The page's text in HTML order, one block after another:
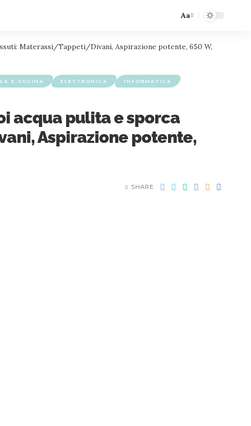
Aa
Materassi/Tappeti/Divani, Aspirazione potente, 650 W,
E CUCINA ELETTRONICA INFORMATICA
acqua pulita e sporca
Aspirazione potente,
SHARE